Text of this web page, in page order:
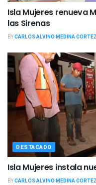
Isla Mujeres renueva
las Sirenas
BYCARLOS ALVINO MEDINA CORTEZ
DESTACADO
Isla Mujeres instala
BYCARLOS ALVINO MEDINA CORTEZ